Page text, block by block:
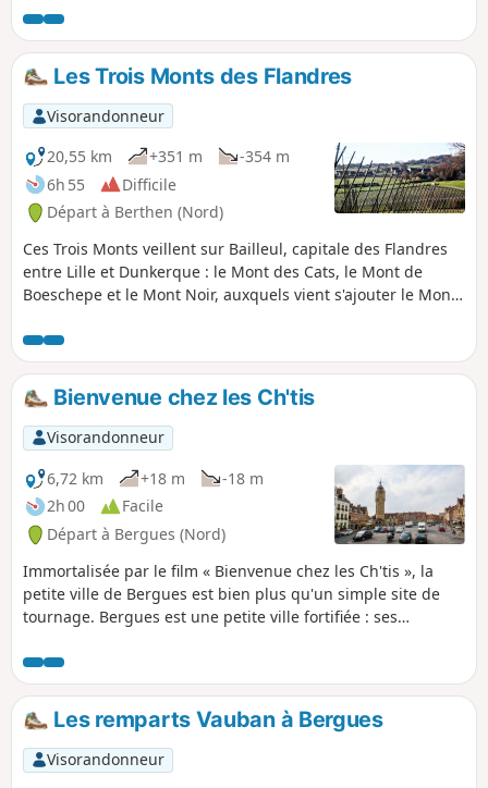
et Kokereel. Vue sur la Belgique, Bailleul.
Les Trois Monts des Flandres
Visorandonneur
20,55 km
+351 m
-354 m
6h 55
Difficile
Départ à Berthen (Nord)
Ces Trois Monts veillent sur Bailleul, capitale des Flandres
entre Lille et Dunkerque : le Mont des Cats, le Mont de
Boeschepe et le Mont Noir, auxquels vient s'ajouter le Mont
découvre des vues sur les territoires environnants. Ce
parcours offre plusieurs points d'intérêts comme la maison
de Marguerite Yourcenar au Mont Noir, le moulin de
Boschepe au village du même nom, le Mont des Cats et son
abbaye de moines cisterciens fondée en 1826.
Bienvenue chez les Ch'tis
Visorandonneur
6,72 km
+18 m
-18 m
2h 00
Facile
Départ à Bergues (Nord)
Immortalisée par le film « Bienvenue chez les Ch'tis », la
petite ville de Bergues est bien plus qu'un simple site de
tournage. Bergues est une petite ville fortifiée : ses
d'époque médiévale ou érigé selon les plans de Vauban.
Bergues se distingue également par quelques monuments
remarquables tels que son beffroi classé en 2005 au
patrimoine mondial par l'UNESCO ou les vestiges de
l'Abbaye de Saint-Winoc.
Les remparts Vauban à Bergues
Visorandonneur